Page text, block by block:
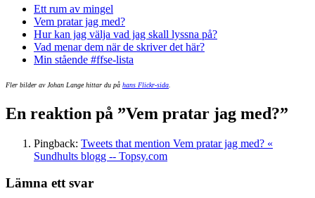
Ett rum av mingel
Vem pratar jag med?
Hur kan jag välja vad jag skall lyssna på?
Vad menar dem när de skriver det här?
Min stående #ffse-lista
Fler bilder av Johan Lange hittar du på hans Flickr-sida
En reaktion på ”Vem pratar jag med?”
Pingback: Tweets that mention Vem pratar jag med? «
Sundhults blogg -- Topsy.com
Lämna ett svar